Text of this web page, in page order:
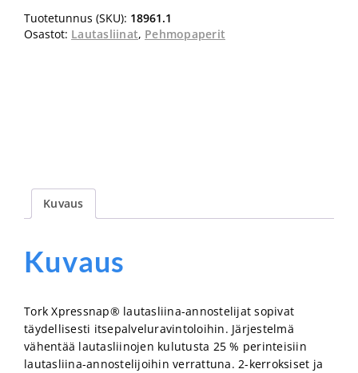
1/2
Tuotetunnus (SKU): 18961.1
Osastot: Lautasliinat, Pehmopaperit
Kuvaus
Kuvaus
Tork Xpressnap® lautasliina-annostelijat sopivat
täydellisesti itsepalveluravintoloihin. Järjestelmä
vähentää lautasliinojen kulutusta 25 % perinteisiin
lautasliina-annostelijoihin verrattuna. 2-kerroksiset ja